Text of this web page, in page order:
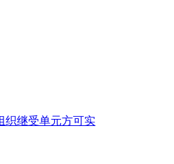
织继受单元方可实